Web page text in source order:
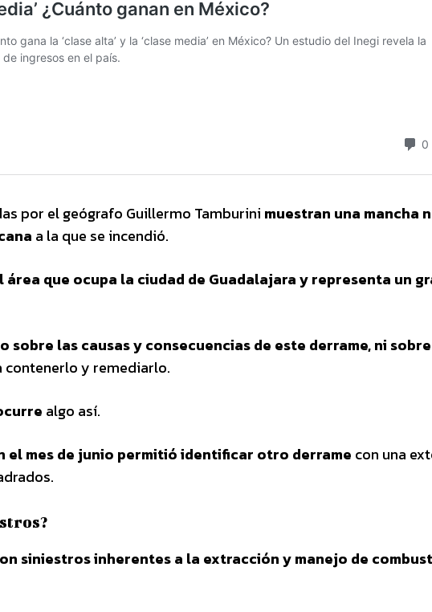
por el geógrafo Guillermo Tamburini muestran una mancha
a la que se incendió.
área que ocupa la ciudad de Guadalajara y representa un
sobre las causas y consecuencias de este derrame, ni
contenerlo y remediarlo.
algo así.
el mes de junio permitió identificar otro derrame con una
siniestros inherentes a la extracción y manejo de